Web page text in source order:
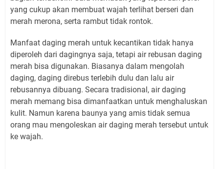
yang cukup akan membuat wajah terlihat berseri dan
merah merona, serta rambut tidak rontok.
Manfaat daging merah untuk kecantikan tidak hanya
diperoleh dari dagingnya saja, tetapi air rebusan daging
merah bisa digunakan. Biasanya dalam mengolah
daging, daging direbus terlebih dulu dan lalu air
rebusannya dibuang. Secara tradisional, air daging
merah memang bisa dimanfaatkan untuk menghaluskan
kulit. Namun karena baunya yang amis tidak semua
orang mau mengoleskan air daging merah tersebut untuk
ke wajah.